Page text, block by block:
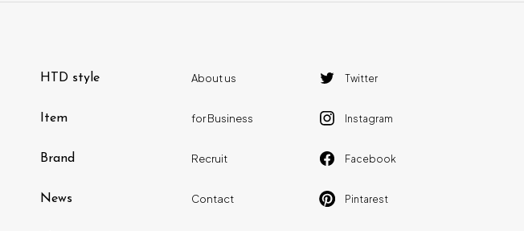
HTD style
Item
Brand
News
About us
for Business
Recruit
Contact
Twitter
Instagram
Facebook
Pintarest